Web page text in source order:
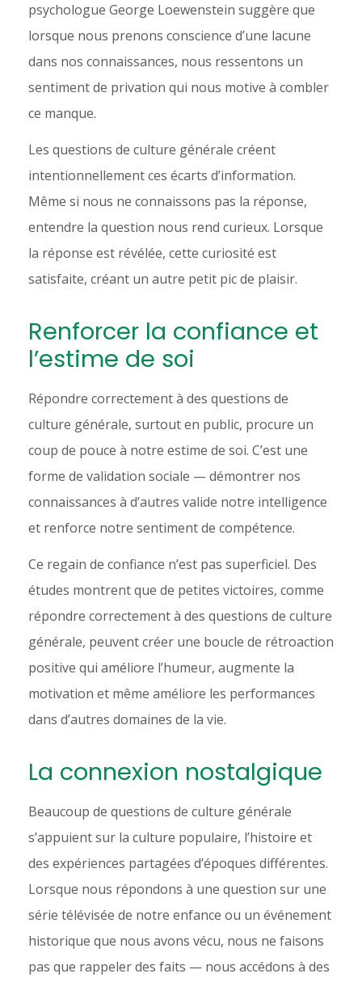
psychologue George Loewenstein suggère que
lorsque nous prenons conscience d’une lacune
dans nos connaissances, nous ressentons un
sentiment de privation qui nous motive à combler
ce manque.
Les questions de culture générale créent
intentionnellement ces écarts d’information.
Même si nous ne connaissons pas la réponse,
entendre la question nous rend curieux. Lorsque
la réponse est révélée, cette curiosité est
satisfaite, créant un autre petit pic de plaisir.
Renforcer la confiance et
l’estime de soi
Répondre correctement à des questions de
culture générale, surtout en public, procure un
coup de pouce à notre estime de soi. C’est une
forme de validation sociale — démontrer nos
connaissances à d’autres valide notre intelligence
et renforce notre sentiment de compétence.
Ce regain de confiance n’est pas superficiel. Des
études montrent que de petites victoires, comme
répondre correctement à des questions de culture
générale, peuvent créer une boucle de rétroaction
positive qui améliore l’humeur, augmente la
motivation et même améliore les performances
dans d’autres domaines de la vie.
La connexion nostalgique
Beaucoup de questions de culture générale
s’appuient sur la culture populaire, l’histoire et
des expériences partagées d’époques différentes.
Lorsque nous répondons à une question sur une
série télévisée de notre enfance ou un événement
historique que nous avons vécu, nous ne faisons
pas que rappeler des faits — nous accédons à des